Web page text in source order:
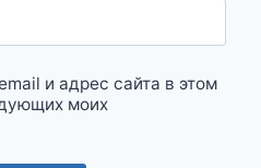
и адрес сайта в этом
моих